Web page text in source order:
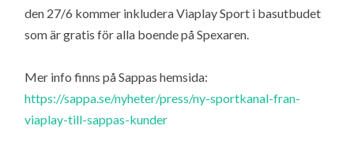
den 27/6 kommer inkludera Viaplay Sport i basutbudet
som är gratis för alla boende på Spexaren.
Mer info finns på Sappas hemsida:
https://sappa.se/nyheter/press/ny-sportkanal-fran-
viaplay-till-sappas-kunder